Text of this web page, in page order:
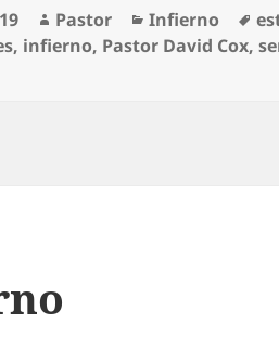
Autor
Pastor Categorías
Infierno
, infierno, Pastor David Cox,